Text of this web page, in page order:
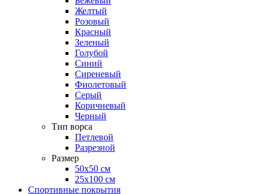
Желтый
Розовый
Красный
Зеленый
Голубой
Синий
Сиреневый
Фиолетовый
Серый
Коричневый
Черный
Тип ворса
Петлевой
Разрезной
Размер
50х50 см
25х100 см
Спортивные покрытия